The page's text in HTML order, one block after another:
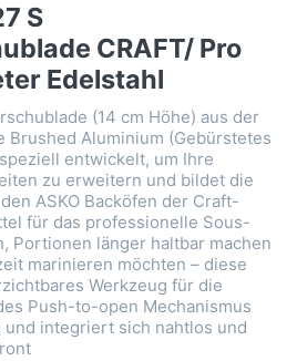
S
CRAFT/ Pro
Edelstahl
(14 cm Höhe) aus der
Brushed Aluminium (Gebürstetes
entwickelt, um Ihre
zu erweitern und bildet die
ASKO Backöfen der Craft-
für das professionelle Sous-
Portionen länger haltbar machen
marinieren möchten – diese
Werkzeug für die
Push-to-open Mechanismus
integriert sich nahtlos und